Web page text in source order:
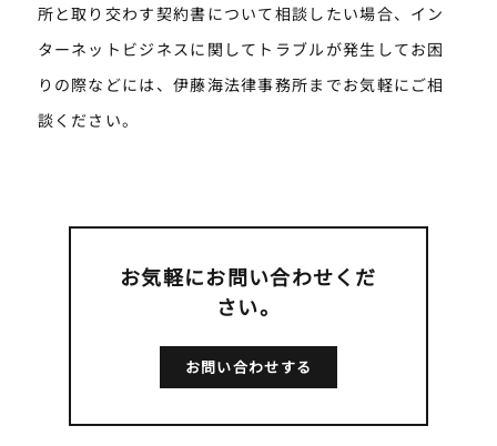
所と取り交わす契約書について相談したい場合、イン
ターネットビジネスに関してトラブルが発生してお困
りの際などには、伊藤海法律事務所までお気軽にご相
談ください。
お気軽にお問い合わせくだ
さい。
お問い合わせする